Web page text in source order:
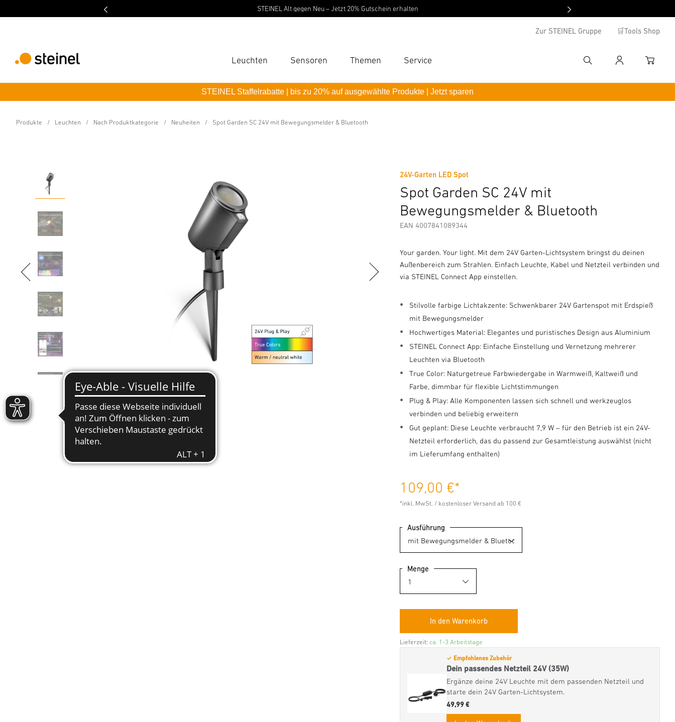
STEINEL Alt gegen Neu – Jetzt 20% Gutschein erhalten
Zur STEINEL Gruppe 🛒Tools Shop
Leuchten Sensoren Themen Service
Suche
Suche
Suchbegriff eingeben
Anmelden
Anmelden
STEINEL Staffelrabatte | bis zu 20% auf ausgewählte Produkte | Jetzt sparen
Produkte Leuchten Nach Produktkategorie Neuheiten Spot Garden SC 24V mit Bewegungsmelder & Bluetooth
24V-Garten LED Spot
Spot Garden SC 24V mit
Bewegungsmelder & Bluetooth
EAN 4007841089344
Your garden. Your light. Mit dem 24V Garten-Lichtsystem bringst du deinen
Außenbereich zum Strahlen. Einfach Leuchte, Kabel und Netzteil verbinden und
via STEINEL Connect App einstellen.
Stilvolle farbige Lichtakzente: Schwenkbarer 24V Gartenspot mit Erdspieß
mit Bewegungsmelder
Hochwertiges Material: Elegantes und puristisches Design aus Aluminium
STEINEL Connect App: Einfache Einstellung und Vernetzung mehrerer
Leuchten via Bluetooth
True Color: Naturgetreue Farbwiedergabe in Warmweiß, Kaltweiß und
Farbe, dimmbar für flexible Lichtstimmungen
Plug & Play: Alle Komponenten lassen sich schnell und werkzeuglos
verbinden und beliebig erweitern
Gut geplant: Diese Leuchte verbraucht 7,9 W – für den Betrieb ist ein 24V-
Netzteil erforderlich, das du passend zur Gesamtleistung auswählst (nicht
im Lieferumfang enthalten)
109,00 €*
*inkl. MwSt. / kostenloser Versand ab 100 €
Ausführung
Menge
Lieferzeit: ca. 1-3 Arbeitstage
✓ Empfohlenes Zubehör
Dein passendes Netzteil 24V (35W)
Ergänze deine 24V Leuchte mit dem passenden Netzteil und
starte dein 24V Garten-Lichtsystem.
49,99 €